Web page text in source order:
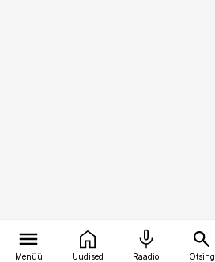
Menüü Uudised Raadio Otsing